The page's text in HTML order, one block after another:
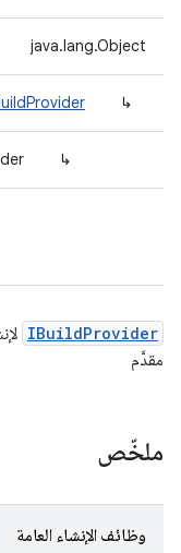
java.lang.Object
↳
↳
IBuildProvider
مقدَّم
ملخّص
وظائف الإنشاء العامة